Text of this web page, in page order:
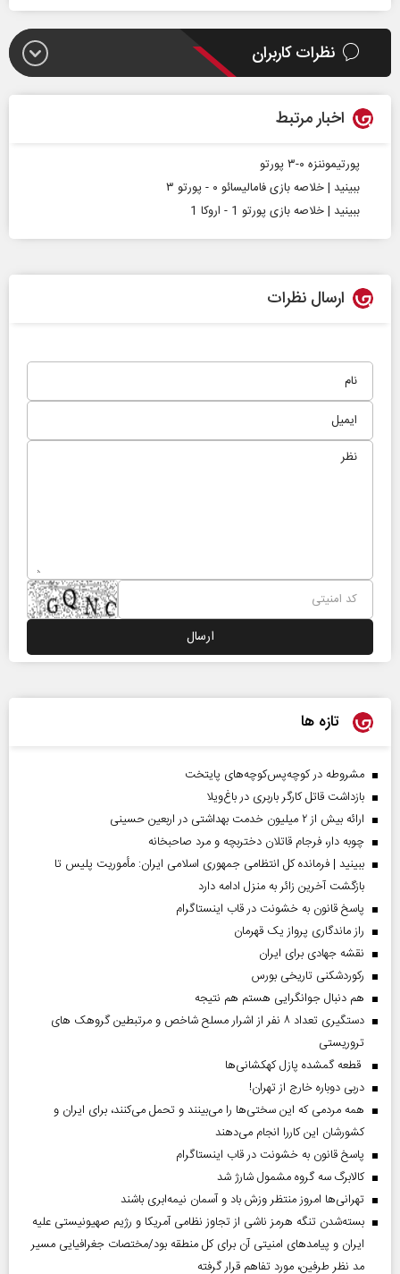
نظرات کاربران
اخبار مرتبط
پورتیموننزه ۰-۳ پورتو
ببینید | خلاصه بازی فامالیسائو ۰ - پورتو ۳
ببینید | خلاصه بازی پورتو 1 - اروکا 1
ارسال نظرات
تازه ها
مشروطه در کوچه‌پس‌کوچه‌های پایتخت
بازداشت قاتل کارگر باربری در باغ‌ویلا
ارائه بیش از ۲ میلیون خدمت بهداشتی در اربعین حسینی
چوبه دار، فرجام قاتلان دختربچه و مرد صاحبخانه
ببینید | فرمانده کل انتظامی جمهوری اسلامی ایران­: مأموریت پلیس تا
بازگشت آخرین زائر به منزل ادامه دارد
پاسخ قانون به خشونت در قاب اینستاگرام
راز ماندگاری پرواز یک قهرمان
نقشه جهادی برای ایران
رکوردشکنی تاریخی بورس
هم دنبال جوانگرایی هستم هم نتیجه
دستگیری تعداد ۸ نفر از اشرار مسلح شاخص و مرتبطین گروهک های
تروریستی
قطعه گمشده پازل کهکشانی‌ها
دربی دوباره خارج از تهران!
همه مردمی که این سختی‌ها را می‌بینند و تحمل می‌کنند، برای ایران و
کشورشان این کاررا انجام می‌دهند
پاسخ قانون به خشونت در قاب اینستاگرام
کالابرگ سه گروه مشمول شارژ شد
تهرانی‌ها امروز منتظر وزش باد و آسمان نیمه‌ابری باشند
بسته‌شدن تنگه هرمز ناشی از تجاوز نظامی آمریکا و رژیم صهیونیستی علیه
ایران و پیامد‌های امنیتی آن برای کل منطقه بود/مختصات جغرافیایی مسیر
مد نظر طرفین، مورد تفاهم قرار گرفته